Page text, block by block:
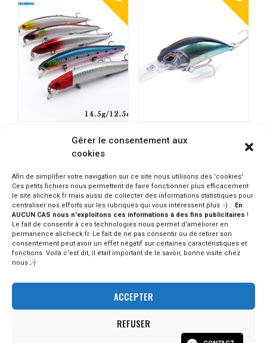
Gérer le consentement aux
cookies
Afin de simplifier votre navigation sur ce site nous utilisons des 'cookies'.
Ces petits fichiers nous permettent de faire fonctionner plus efficacement
le site alicheck.fr mais aussi de collecter des informations statistiques pour
centraliser nos efforts sur les rubriques qui vous intéressent plus :-) . En
AUCUN CAS nous n'exploitons ces informations à des fins publicitaires !
Le fait de consentir à ces technologies nous permet d'améliorer en
permanence alicheck.fr. Le fait de ne pas consentir ou de retirer son
consentement peut avoir un effet négatif sur certaines caractéristiques et
fonctions. Voilà c'est dit, il était important de le savoir, bonne visite chez
nous ;-)
ACCEPTER
REFUSER
PRO FISHING leurre
CONSULTER SUR ALIEXPRESS
TSURINOYA Crankbait
CONSULTER SUR ALIEXPRESS
© - 2023 Alicheck / tous droits réservés -
Version 1.2. Aucun produit n'est vendu par la plateforme